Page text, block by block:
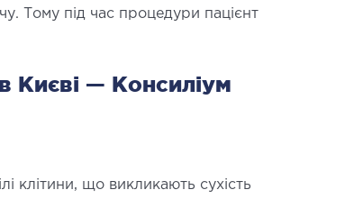
Тому під час процедури пацієнт
Києві — Консиліум
клітини, що викликають сухість